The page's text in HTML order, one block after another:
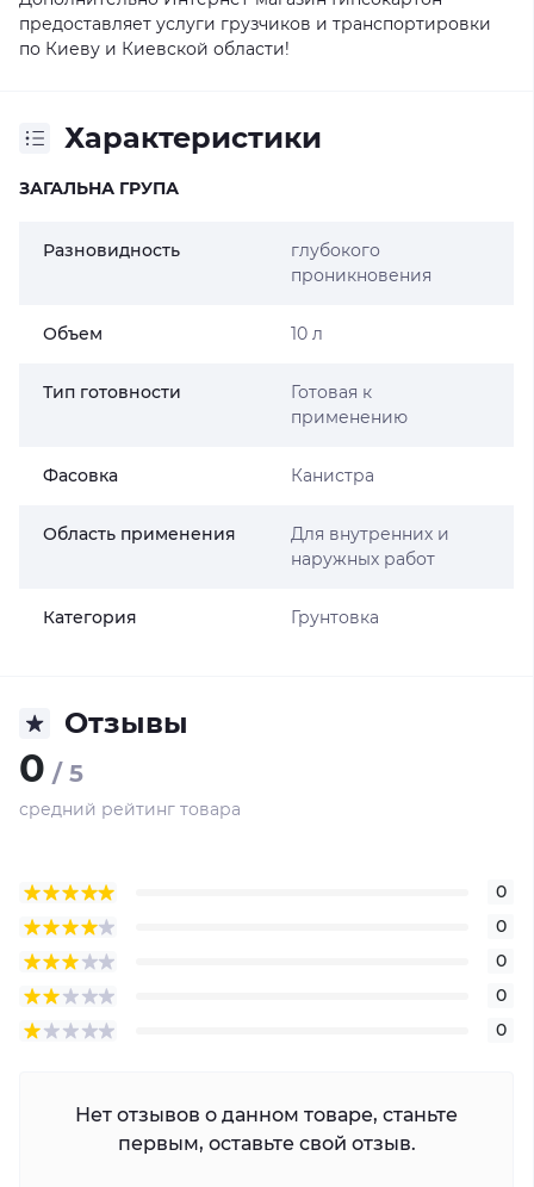
предоставляет услуги грузчиков и транспортировки
по Киеву и Киевской области!
Характеристики
ЗАГАЛЬНА ГРУПА
Разновидность
глубокого
проникновения
Объем 10 л
Тип готовности
Готовая к
применению
Фасовка Канистра
Область применения
Для внутренних и
наружных работ
Категория Грунтовка
Отзывы
0 / 5
средний рейтинг товара
0
0
0
0
0
Нет отзывов о данном товаре, станьте
первым, оставьте свой отзыв.